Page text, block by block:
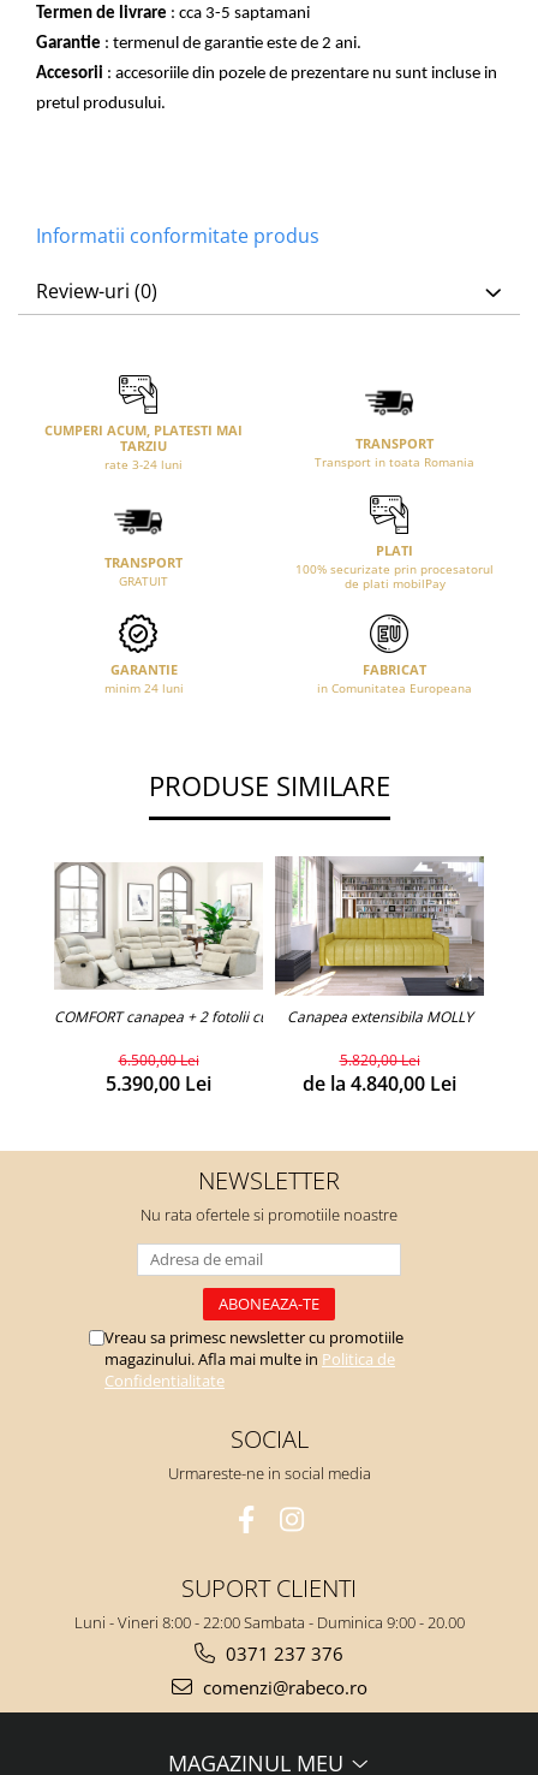
Termen de livrare : cca 3-5 saptamani
Garantie : termenul de garantie este de 2 ani.
Accesorii : accesoriile din pozele de prezentare nu sunt incluse in
pretul produsului.
Informatii conformitate produs
Review-uri (0)
CUMPERI ACUM, PLATESTI MAI
TARZIU
rate 3-24 luni
TRANSPORT
Transport in toata Romania
TRANSPORT
GRATUIT
PLATI
100% securizate prin procesatorul
de plati mobilPay
GARANTIE
minim 24 luni
FABRICAT
in Comunitatea Europeana
PRODUSE SIMILARE
COMFORT canapea + 2 fotolii cu recliner (personalizabil)
6.500,00 Lei
5.390,00 Lei
Canapea extensibila MOLLY
5.820,00 Lei
de la 4.840,00 Lei
NEWSLETTER
Nu rata ofertele si promotiile noastre
Vreau sa primesc newsletter cu promotiile
magazinului. Afla mai multe in Politica de
Confidentialitate
SOCIAL
Urmareste-ne in social media
SUPORT CLIENTI
Luni - Vineri 8:00 - 22:00 Sambata - Duminica 9:00 - 20.00
0371 237 376
comenzi@rabeco.ro
MAGAZINUL MEU